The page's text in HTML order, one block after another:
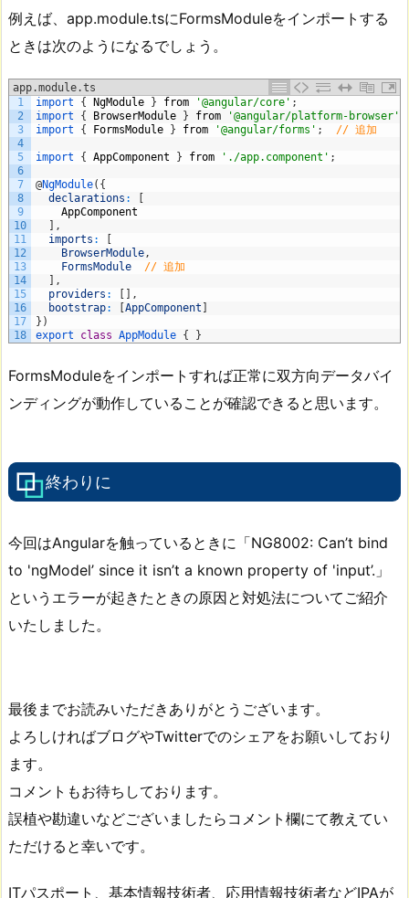
例えば、app.module.tsにFormsModuleをインポートする
ときは次のようになるでしょう。
app.module.ts
1
2
3
4
5
6
7
8
9
10
11
12
13
14
15
16
17
18
import { NgModule } from '@angular/core' ;
import
{ BrowserModule } from '@angular/platform-browser'
import
{ FormsModule } from '@angular/forms' ; // 追加
import { AppComponent } from './app.component' ;
@NgModule( {
declarations :
[
AppComponent
] ,
imports :
[
BrowserModule ,
FormsModule
// 追加
] ,
providers : [ ] ,
bootstrap: [AppComponent ]
} )
export
class AppModule { }
FormsModuleをインポートすれば正常に双方向データバイ
ンディングが動作していることが確認できると思います。
終わりに
今回はAngularを触っているときに「NG8002: Can’t bind
to 'ngModel’ since it isn’t a known property of 'input’.」
というエラーが起きたときの原因と対処法についてご紹介
いたしました。
最後までお読みいただきありがとうございます。
よろしければブログやTwitterでのシェアをお願いしており
ます。
コメントもお待ちしております。
誤植や勘違いなどございましたらコメント欄にて教えてい
ただけると幸いです。
ITパスポート、基本情報技術者、応用情報技術者などIPAが